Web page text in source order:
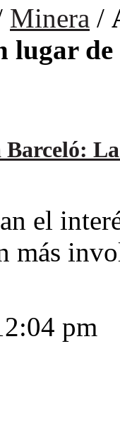
Minera /
lugar
el
más
pm